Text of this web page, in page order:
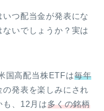
つ配当金が発表にな
いでしょうか？実は
国高配当株ETFは毎年
発表を楽しみにされ
も、12月は多くの銘柄